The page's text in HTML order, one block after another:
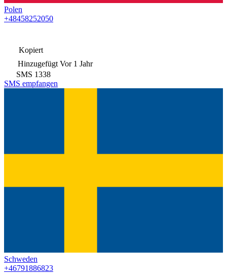
Polen
+48458252050
Kopiert
Hinzugefügt Vor 1 Jahr
SMS 1338
SMS empfangen
Schweden
+46791886823